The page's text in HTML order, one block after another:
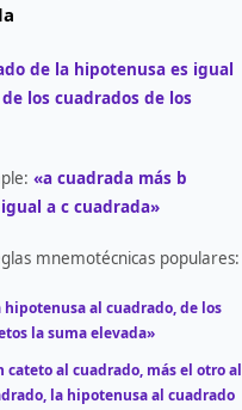
de la hipotenusa es igual
los cuadrados de los
«a cuadrada más b
a c cuadrada»
mnemotécnicas populares:
hipotenusa al cuadrado, de los
la suma elevada»
cateto al cuadrado, más el otro al
la hipotenusa al cuadrado